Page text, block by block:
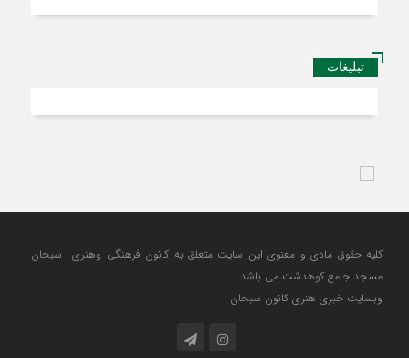
تبلیغات
کلیه حقوق مادی و معنوی این سایت متعلق به کانون فرهنگی وهنری سبحان
مسجد جامع کوهدشت می باشد
وبسایت خبری هنری کانون سبحان